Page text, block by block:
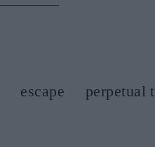
escape
perpetual